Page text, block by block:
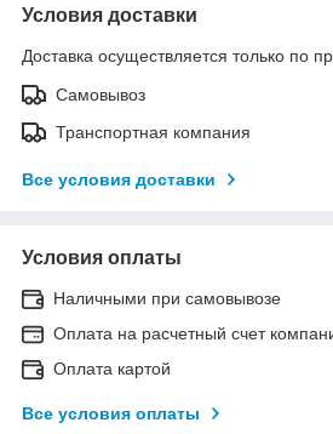
Условия доставки
Доставка осуществляется только по
Самовывоз
Транспортная компания
Все условия доставки
Условия оплаты
Наличными при самовывозе
Оплата на расчетный счет
Оплата картой
Все условия оплаты